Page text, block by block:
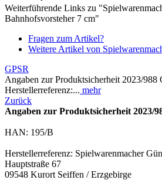
Weiterführende Links zu
Bahnhofsvorsteher 7 cm"
Fragen zum Artikel?
Weitere Artikel von
GPSR
Angaben zur Produktsicherheit 2023/
Herstellerreferenz:... mehr
Zurück
Angaben zur Produktsicherheit 2023/
HAN: 195/B
Herstellerreferenz: Spielwarenmacher
Hauptstraße 67
09548 Kurort Seiffen / Erzgebirge